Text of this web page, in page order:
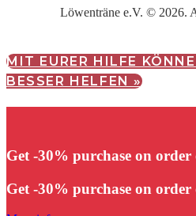
Löwenträne e.V. © 2026.
MIT EURER HILFE
BESSER HELFEN »
Get -30% purchase on order
Get -30% purchase on order